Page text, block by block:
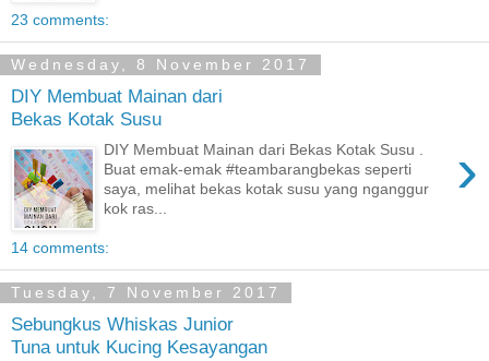
23 comments:
Wednesday, 8 November 2017
DIY Membuat Mainan dari
Bekas Kotak Susu
›
DIY Membuat Mainan dari Bekas Kotak Susu .
Buat emak-emak #teambarangbekas seperti
saya, melihat bekas kotak susu yang nganggur
kok ras...
14 comments:
Tuesday, 7 November 2017
Sebungkus Whiskas Junior
Tuna untuk Kucing Kesayangan